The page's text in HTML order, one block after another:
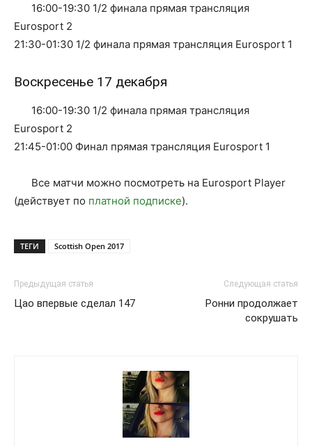
16:00-19:30 1/2 финала прямая трансляция
Eurosport 2
21:30-01:30 1/2 финала прямая трансляция Eurosport 1
Воскресенье 17 декабря
16:00-19:30 1/2 финала прямая трансляция
Eurosport 2
21:45-01:00 Финал прямая трансляция Eurosport 1
Все матчи можно посмотреть на Eurosport Player
(действует по платной подписке).
ТЕГИ Scottish Open 2017
Предыдущая статья
Цао впервые сделал 147
Следующая статья
Ронни продолжает
сокрушать